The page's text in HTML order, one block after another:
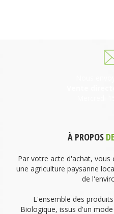
À PROPOS
Par votre acte d'achat, vous
une agriculture paysanne
de
L'ensemble des
Biologique, issus d'un